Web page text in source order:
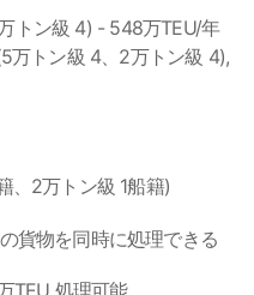
トン級 4) - 548万TEU/年
万トン級 4、2万トン級 4),
、2万トン級 1船籍)
貨物を同時に処理できる
TEU 処理可能